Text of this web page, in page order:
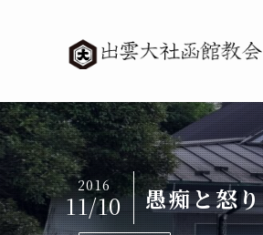
愚痴と怒
2016
11/10